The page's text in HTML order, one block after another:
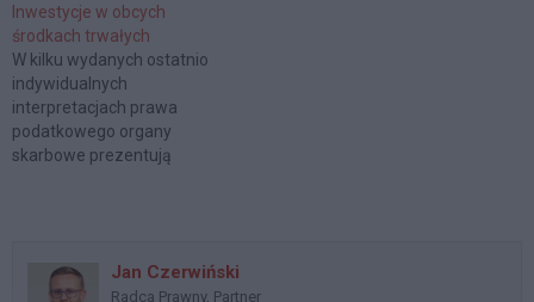
np. operatorami stacji
obsługi pojazdów, umowę o
współpracę w ramach której
kontrahent zobowiąże się do
zakupu określonej ilości
produktów tej spółki,
odpowiednią ich ekspozycję
Inwestycje w obcych
środkach trwałych
W kilku wydanych ostatnio
indywidualnych
interpretacjach prawa
podatkowego organy
skarbowe prezentują
niezamortyzowanej wartości
Jan Czerwiński
Radca Prawny, Partner